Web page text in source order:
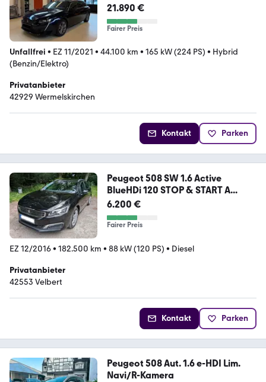
21.890 €
Fairer Preis
Unfallfrei • EZ 11/2021 • 44.100 km • 165 kW (224 PS) • Hybrid
(Benzin/Elektro)
Privatanbieter
42929 Wermelskirchen
Kontakt Parken
Peugeot 508 SW 1.6 Active
BlueHDi 120 STOP & START A...
6.200 €
Fairer Preis
EZ 12/2016• 182.500 km • 88 kW (120 PS) • Diesel
Privatanbieter
42553 Velbert
Kontakt Parken
Peugeot 508 Aut. 1.6 e-HDI Lim.
Navi/R-Kamera